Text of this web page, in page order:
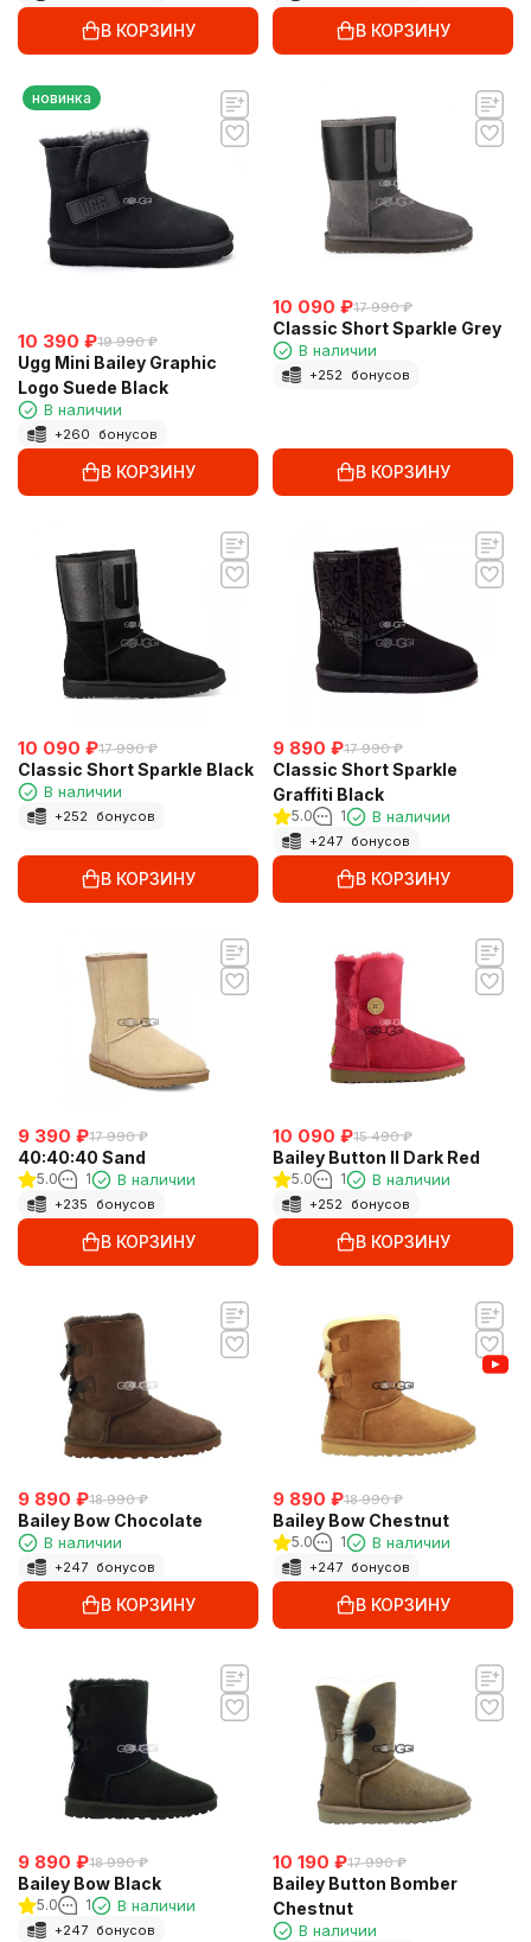
В КОРЗИНУ В КОРЗИНУ
новинка
10 390 ₽19 990 ₽
Ugg Mini Bailey Graphic
Logo Suede Black
В наличии
+260 бонусов
В КОРЗИНУ
10 090 ₽17 990 ₽
Classic Short Sparkle Grey
В наличии
+252 бонусов
В КОРЗИНУ
10 090 ₽17 990 ₽
Classic Short Sparkle Black
В наличии
+252 бонусов
В КОРЗИНУ
9 890 ₽17 990 ₽
Classic Short Sparkle
Graffiti Black
5.0 1 В наличии
+247 бонусов
В КОРЗИНУ
9 390 ₽17 990 ₽
40:40:40 Sand
5.0 1 В наличии
+235 бонусов
В КОРЗИНУ
10 090 ₽15 490 ₽
Bailey Button II Dark Red
5.0 1 В наличии
+252 бонусов
В КОРЗИНУ
9 890 ₽18 990 ₽
Bailey Bow Chocolate
В наличии
+247 бонусов
В КОРЗИНУ
9 890 ₽18 990 ₽
Bailey Bow Chestnut
5.0 1 В наличии
+247 бонусов
В КОРЗИНУ
9 890 ₽18 990 ₽
Bailey Bow Black
5.0 1 В наличии
+247 бонусов
10 190 ₽17 990 ₽
Bailey Button Bomber
Chestnut
В наличии